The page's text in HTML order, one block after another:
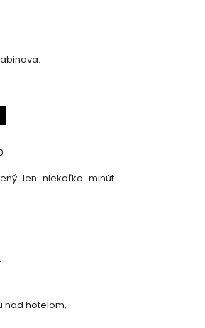
len niekoľko minút
nad hotelom,